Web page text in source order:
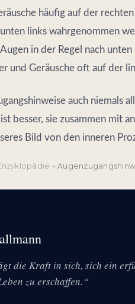
häufig auf der
links wahrgenommen
in der Regel nach
und Geräusche oft auf der
auch niemals
besser, sie zusammen mit
Bild von den inneren
»
die Kraft in sich, sich ein
zu erschaffen.“